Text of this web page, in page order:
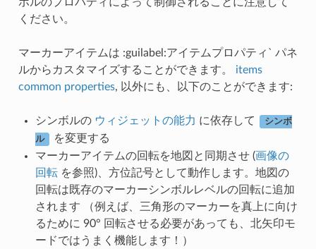
ボルのプロパティによって制御されることに注意して
ください。
マーカーアイテムは :guilabel:アイテムプロパティ` パネ
ルからカスタマイズすることができます。 items
common properties, 以外にも、以下のことができます:
シンボルの ウィジェットの能力 に依存して シンボ
ル
を変更する
マーカーアイテムの回転を地図と同期させ (画像の
回転を参照)、方位記号として動作します。地図の
回転は既存のマーカーシンボルレベルの回転に追加
されます （例えば、三角形のマーカーを真上に向け
るために 90° 回転させる必要があっても、北矢印モ
ードではうまく機能します！）